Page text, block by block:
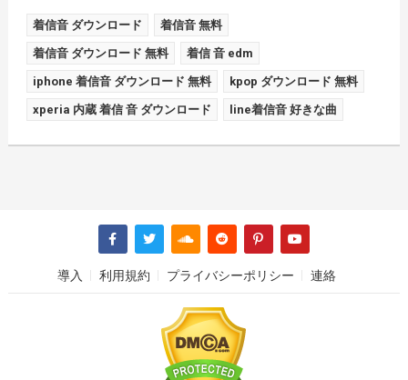
着信音 ダウンロード 着信音 無料
着信音 ダウンロード 無料 着信 音 edm
iphone 着信音 ダウンロード 無料 kpop ダウンロード 無料
xperia 内蔵 着信 音 ダウンロード line着信音 好きな曲
導入 利用規約 プライバシーポリシー 連絡